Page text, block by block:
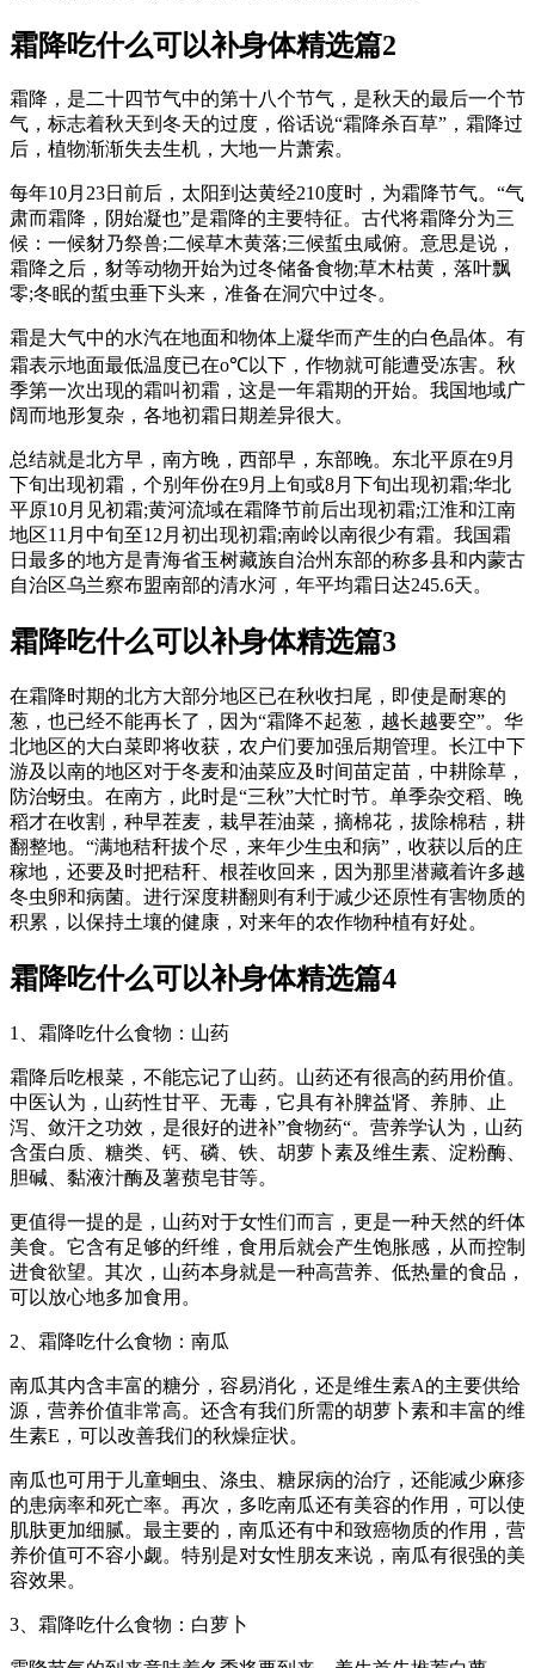
霜降吃什么可以补身体精选篇2
霜降，是二十四节气中的第十八个节气，是秋天的最后一个节
气，标志着秋天到冬天的过度，俗话说“霜降杀百草”，霜降过
后，植物渐渐失去生机，大地一片萧索。
每年10月23日前后，太阳到达黄经210度时，为霜降节气。“气
肃而霜降，阴始凝也”是霜降的主要特征。古代将霜降分为三
候：一候豺乃祭兽;二候草木黄落;三候蜇虫咸俯。意思是说，
霜降之后，豺等动物开始为过冬储备食物;草木枯黄，落叶飘
零;冬眠的蜇虫垂下头来，准备在洞穴中过冬。
霜是大气中的水汽在地面和物体上凝华而产生的白色晶体。有
霜表示地面最低温度已在o℃以下，作物就可能遭受冻害。秋
季第一次出现的霜叫初霜，这是一年霜期的开始。我国地域广
阔而地形复杂，各地初霜日期差异很大。
总结就是北方早，南方晚，西部早，东部晚。东北平原在9月
下旬出现初霜，个别年份在9月上旬或8月下旬出现初霜;华北
平原10月见初霜;黄河流域在霜降节前后出现初霜;江淮和江南
地区11月中旬至12月初出现初霜;南岭以南很少有霜。我国霜
日最多的地方是青海省玉树藏族自治州东部的称多县和内蒙古
自治区乌兰察布盟南部的清水河，年平均霜日达245.6天。
霜降吃什么可以补身体精选篇3
在霜降时期的北方大部分地区已在秋收扫尾，即使是耐寒的
葱，也已经不能再长了，因为“霜降不起葱，越长越要空”。华
北地区的大白菜即将收获，农户们要加强后期管理。长江中下
游及以南的地区对于冬麦和油菜应及时间苗定苗，中耕除草，
防治蚜虫。在南方，此时是“三秋”大忙时节。单季杂交稻、晚
稻才在收割，种早茬麦，栽早茬油菜，摘棉花，拔除棉秸，耕
翻整地。“满地秸秆拔个尽，来年少生虫和病”，收获以后的庄
稼地，还要及时把秸秆、根茬收回来，因为那里潜藏着许多越
冬虫卵和病菌。进行深度耕翻则有利于减少还原性有害物质的
积累，以保持土壤的健康，对来年的农作物种植有好处。
霜降吃什么可以补身体精选篇4
1、霜降吃什么食物：山药
霜降后吃根菜，不能忘记了山药。山药还有很高的药用价值。
中医认为，山药性甘平、无毒，它具有补脾益肾、养肺、止
泻、敛汗之功效，是很好的进补”食物药“。营养学认为，山药
含蛋白质、糖类、钙、磷、铁、胡萝卜素及维生素、淀粉酶、
胆碱、黏液汁酶及薯蓣皂苷等。
更值得一提的是，山药对于女性们而言，更是一种天然的纤体
美食。它含有足够的纤维，食用后就会产生饱胀感，从而控制
进食欲望。其次，山药本身就是一种高营养、低热量的食品，
可以放心地多加食用。
2、霜降吃什么食物：南瓜
南瓜其内含丰富的糖分，容易消化，还是维生素A的主要供给
源，营养价值非常高。还含有我们所需的胡萝卜素和丰富的维
生素E，可以改善我们的秋燥症状。
南瓜也可用于儿童蛔虫、涤虫、糖尿病的治疗，还能减少麻疹
的患病率和死亡率。再次，多吃南瓜还有美容的作用，可以使
肌肤更加细腻。最主要的，南瓜还有中和致癌物质的作用，营
养价值可不容小觑。特别是对女性朋友来说，南瓜有很强的美
容效果。
3、霜降吃什么食物：白萝卜